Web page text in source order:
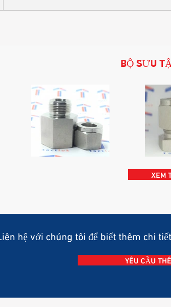
BỘ SƯU
XEM
hệ với chúng tôi để biết thêm chi
YÊU CẦU